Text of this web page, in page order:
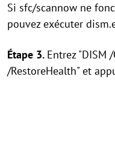
Si sfc/scannow ne
pouvez exécuter
Étape 3. Entrez "DISM
/RestoreHealth" et